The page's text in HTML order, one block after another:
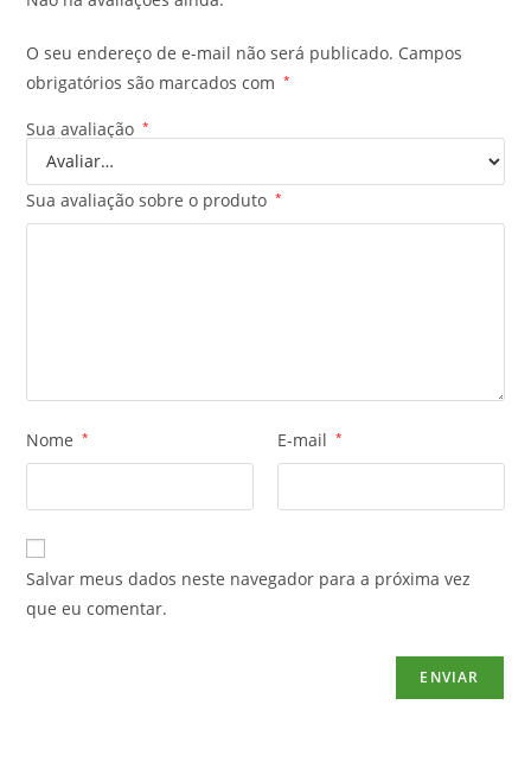
O seu endereço de e-mail não será publicado. Campos
obrigatórios são marcados com
*
Sua avaliação *
Sua avaliação sobre o produto *
Nome * E-mail *
Salvar meus dados neste navegador para a próxima vez
que eu comentar.